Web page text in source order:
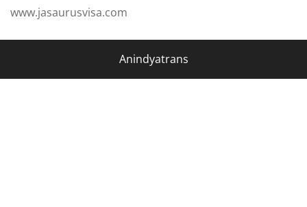
www.jasaurusvisa.com
Anindyatrans